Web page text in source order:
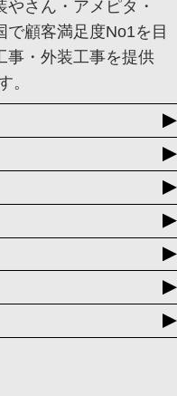
さん・アメピタ・
顧客満足度No1を目
事・外装工事を提供
。